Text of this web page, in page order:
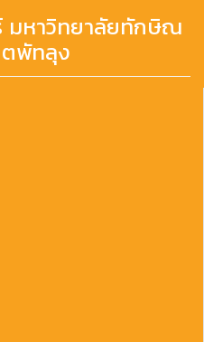
มหาวิทยาลัยทักษิณ
ตพัทลุง